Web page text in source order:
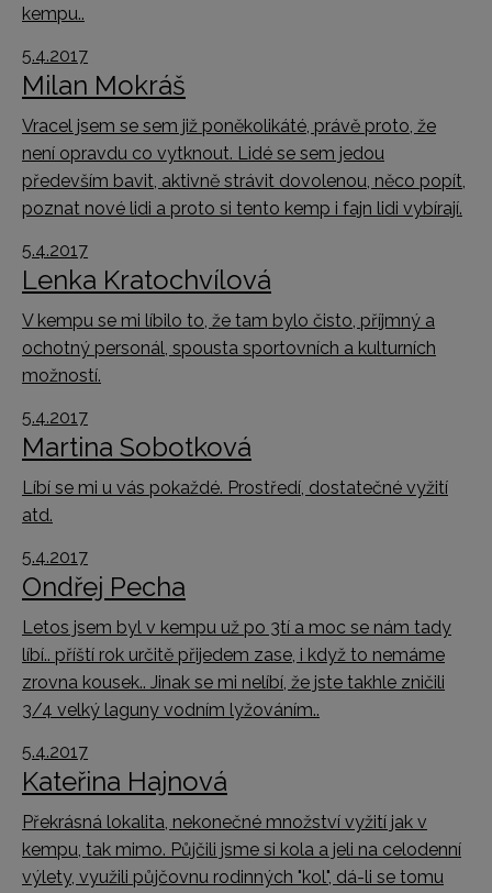
kempu..
5.4.2017
Milan Mokráš
Vracel jsem se sem již poněkolikáté, právě proto, že
není opravdu co vytknout. Lidé se sem jedou
především bavit, aktivně strávit dovolenou, něco popít,
poznat nové lidi a proto si tento kemp i fajn lidi vybírají.
5.4.2017
Lenka Kratochvílová
V kempu se mi líbilo to, že tam bylo čisto, příjmný a
ochotný personál, spousta sportovních a kulturních
možností.
5.4.2017
Martina Sobotková
Líbí se mi u vás pokaždé. Prostředí, dostatečné vyžití
atd.
5.4.2017
Ondřej Pecha
Letos jsem byl v kempu už po 3tí a moc se nám tady
líbí.. příští rok určitě přijedem zase, i když to nemáme
zrovna kousek.. Jinak se mi nelíbí, že jste takhle zničili
3/4 velký laguny vodním lyžováním..
5.4.2017
Kateřina Hajnová
Překrásná lokalita, nekonečné množství vyžití jak v
kempu, tak mimo. Půjčili jsme si kola a jeli na celodenní
výlety, využili půjčovnu rodinných "kol", dá-li se tomu